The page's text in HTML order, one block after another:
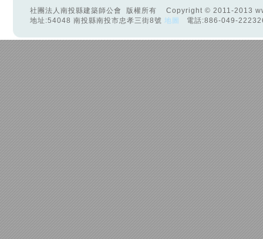
社團法人南投縣建築師公會 版權所有 Copyright © 2011-2013
地址:54048 南投縣南投市忠孝三街8號 地圖 電話:886-049-